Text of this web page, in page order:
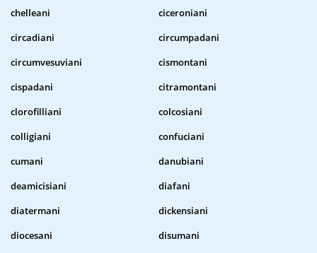
chelleani
ciceroniani
circadiani
circumpadani
circumvesuviani
cismontani
cispadani
citramontani
clorofilliani
colcosiani
colligiani
confuciani
cumani
danubiani
deamicisiani
diafani
diatermani
dickensiani
diocesani
disumani